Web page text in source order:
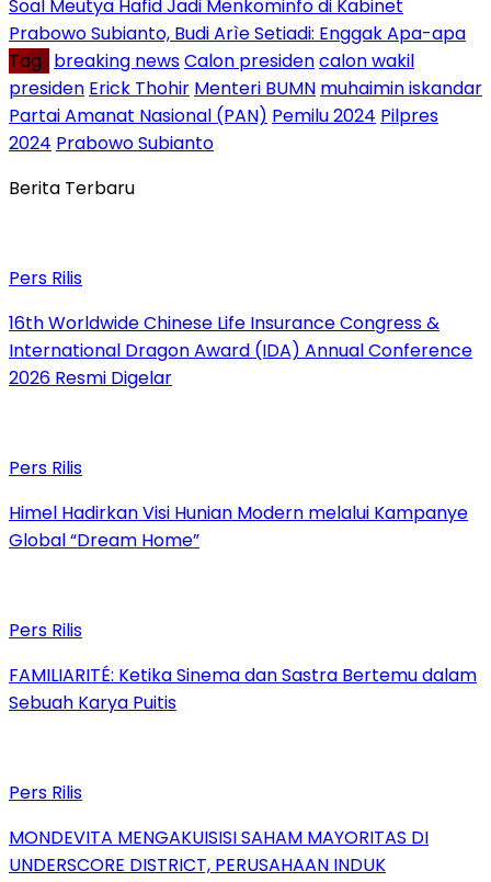
Soal Meutya Hafid Jadi Menkominfo di Kabinet
Prabowo Subianto, Budi Arìe Setiadi: Enggak Apa-apa
Tag : breaking newsCalon presidencalon wakil
presiden Erick Thohir Menteri BUMN muhaimin iskandar
Partai Amanat Nasional (PAN) Pemilu 2024 Pilpres
2024 Prabowo Subianto
Berita Terbaru
Pers Rilis
16th Worldwide Chinese Life Insurance Congress &
International Dragon Award (IDA) Annual Conference
2026 Resmi Digelar
Pers Rilis
Himel Hadirkan Visi Hunian Modern melalui Kampanye
Global “Dream Home”
Pers Rilis
FAMILIARITÉ: Ketika Sinema dan Sastra Bertemu dalam
Sebuah Karya Puitis
Pers Rilis
MONDEVITA MENGAKUISISI SAHAM MAYORITAS DI
UNDERSCORE DISTRICT, PERUSAHAAN INDUK